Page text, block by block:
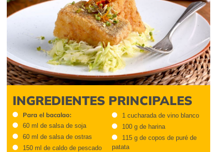
INGREDIENTES PRINCIPALES
Para el bacalao:
60 ml de salsa de soja
60 ml de salsa de ostras
150 ml de caldo de pescado
1 cucharada de vino blanco
100 g de harina
115 g de copos de puré de
patata